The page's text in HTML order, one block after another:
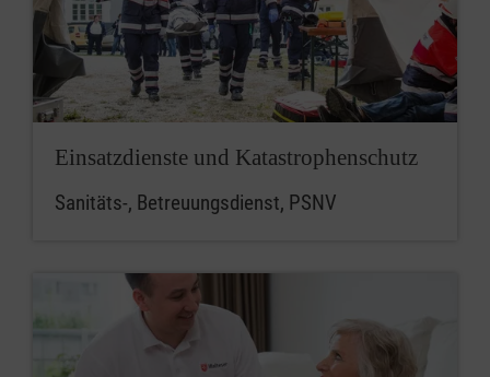
Einsatzdienste und Katastrophenschutz
Sanitäts-, Betreuungsdienst, PSNV